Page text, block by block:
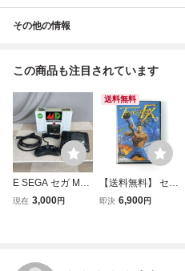
その他の情報
この商品も注目されています
E SEGA セガ ME
GA DRIVE MINI メ
現在 3,000円
送料無料
【送料無料】 セガ
メガドライブ サン
即決 6,900円